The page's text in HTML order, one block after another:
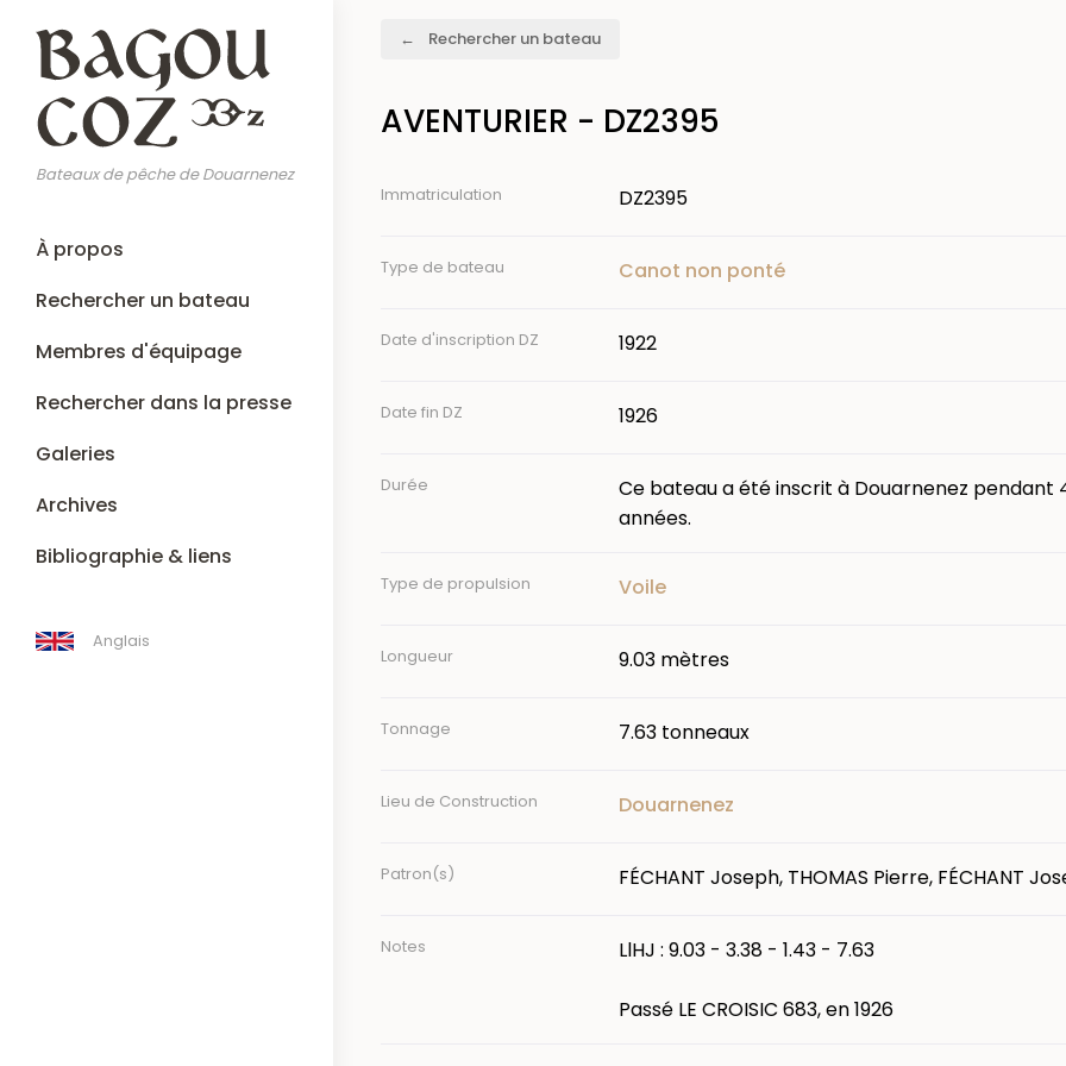
contenu
principal
Bateaux de pêche de Douarnenez
Main
navigation
À propos
Rechercher un bateau
Membres d'équipage
Rechercher dans la presse
Galeries
Archives
Bibliographie & liens
Anglais
Rechercher un bateau
AVENTURIER - DZ2395
Immatriculation DZ2395
Type de bateau Canot non ponté
Date d'inscription DZ 1922
Date fin DZ 1926
Durée
Ce bateau a été inscrit à Douarnenez pendant
années.
Type de propulsion Voile
Longueur 9.03 mètres
Tonnage 7.63 tonneaux
Lieu de Construction Douarnenez
Patron(s) FÉCHANT Joseph, THOMAS Pierre, FÉCHANT
Notes LlHJ : 9.03 - 3.38 - 1.43 - 7.63
Passé LE CROISIC 683, en 1926